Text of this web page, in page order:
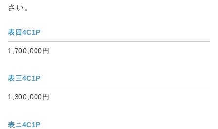
さい。
表四4C1P
1,700,000円
表三4C1P
1,300,000円
表ニ4C1P